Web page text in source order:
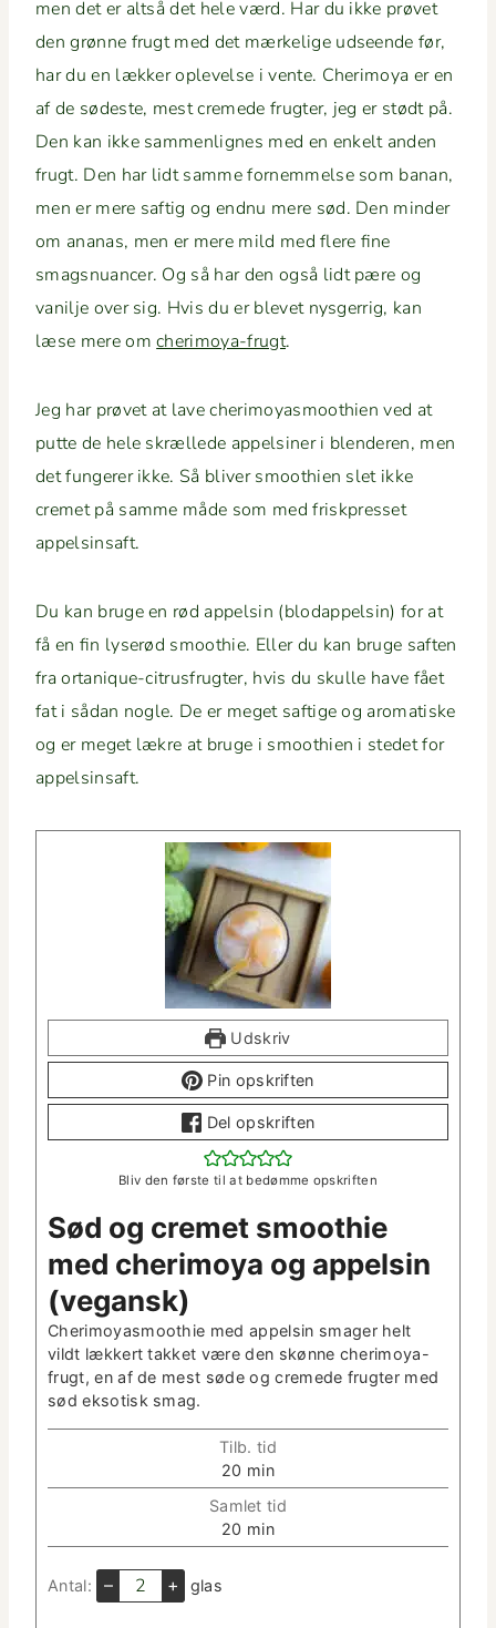
men det er alt­så det hele værd. Har du ikke prøvet
den grønne frugt med det mærke­lige udseende før,
har du en lækker oplevelse i vente. Che­r­i­moya er en
af de sødeste, mest cremede frugter, jeg er stødt på.
Den kan ikke sam­men­lignes med en enkelt anden
frugt. Den har lidt samme fornem­melse som banan,
men er mere saftig og end­nu mere sød. Den min­der
om ananas, men er mere mild med flere fine
smagsnu­ancer. Og så har den også lidt pære og
vanil­je over sig. Hvis du er blevet nys­ger­rig, kan
læse mere omche­r­i­moya-frugt.
Jeg har prøvet at lave che­r­i­moy­as­mooth­ien ved at
putte de hele skrællede appelsin­er i blenderen, men
det fun­ger­er ikke. Så bliv­er smooth­ien slet ikke
cremet på samme måde som med frisk­pres­set
appelsinsaft.
Du kan bruge en rød appelsin (blo­dap­pelsin) for at
få en fin lyserød smooth­ie. Eller du kan bruge saften
fra ortanique-cit­rusfrugter, hvis du skulle have fået
fat i sådan nogle. De er meget saftige og aro­ma­tiske
og er meget lækre at bruge i smooth­ien i stedet for
appelsinsaft.
Udskriv
Pin opskriften
Del opskriften
Bliv den første til at bedømme opskriften
Sød og cremet smooth­ie
med che­r­i­moya og appelsin
(veg­an­sk)
Che­r­i­moy­as­mooth­ie med appelsin smager helt
vildt lækkert takket være den skønne che­r­i­moya-
frugt, en af de mest søde og cremede frugter med
sød ekso­tisk smag.
Tilb. tid
20 m
i
n
min
Sam­let tid
20 m
i
min
Antal: – + glas